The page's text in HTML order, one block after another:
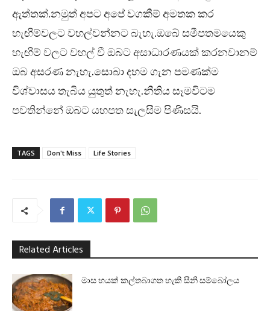
ඇත්තක්.නමුත් අපට අපේ වගකීම් අමතක කර
හැඟීම්වලට වහල්වන්නට බැහැ.ඔබේ සමීපතමයෙකු
හැඟීම් වලට වහල් වී ඔබට අසාධාරණයක් කරනවානම්
ඔබ අසරණ නැහැ.සොබා දහම ගැන පමණක්ම
විශ්වාසය තැබිය යුතුත් නැහැ.නීතිය සෑමවිටම
පවතින්නේ ඔබට යහපත සැලසීම පිණිසයි.
TAGS Don't Miss Life Stories
Related Articles
මාස හයක් කල්තබාගත හැකි සීනි සම්බෝලය